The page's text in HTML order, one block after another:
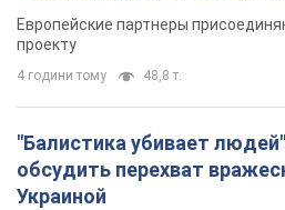
Видео
Европейские партнеры
проекту
4 години тому 48,8 т.
"Балистика убивает
обсудить перехват
Украиной